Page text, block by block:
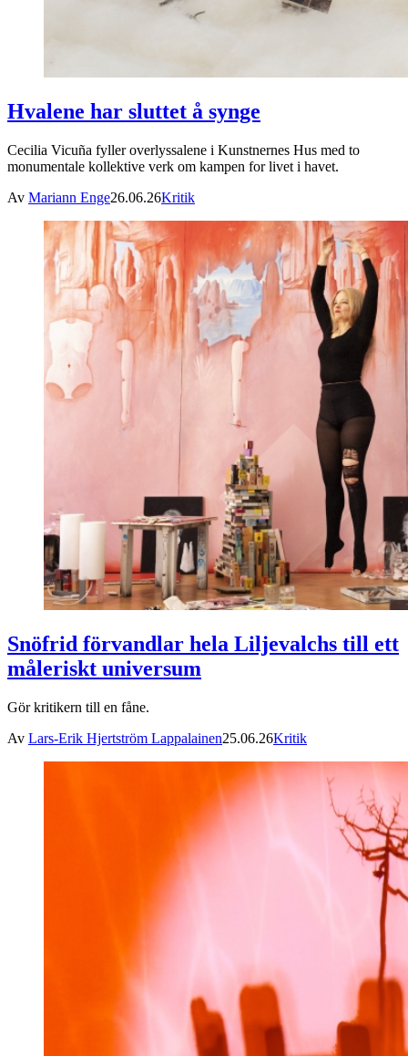
Hvalene har sluttet å synge
Cecilia Vicuña fyller overlyssalene i Kunstnernes Hus med to
monumentale kollektive verk om kampen for livet i havet.
Av Mariann Enge26.06.26Kritik
Snöfrid förvandlar hela Liljevalchs till ett
måleriskt universum
Gör kritikern till en fåne.
Av Lars-Erik Hjertström Lappalainen25.06.26Kritik